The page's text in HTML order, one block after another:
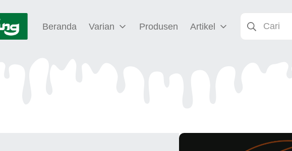
Beranda Varian Produsen Artikel